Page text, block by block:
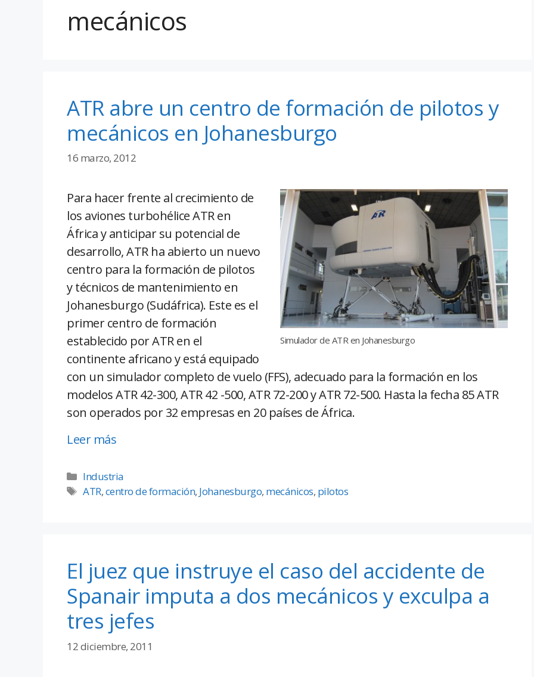
mecánicos
ATR abre un centro de formación de pilotos y
mecánicos en Johanesburgo
16 marzo, 2012
Simulador de ATR en Johanesburgo
Para hacer frente al crecimiento de
los aviones turbohélice ATR en
África y anticipar su potencial de
desarrollo, ATR ha abierto un nuevo
centro para la formación de pilotos
y técnicos de mantenimiento en
Johanesburgo (Sudáfrica). Este es el
primer centro de formación
establecido por ATR en el
continente africano y está equipado
con un simulador completo de vuelo (FFS), adecuado para la formación en los
modelos ATR 42-300, ATR 42 -500, ATR 72-200 y ATR 72-500. Hasta la fecha 85 ATR
son operados por 32 empresas en 20 países de África.
Leer más
Industria
ATR,centro de formación, Johanesburgo, mecánicos, pilotos
El juez que instruye el caso del accidente de
Spanair imputa a dos mecánicos y exculpa a
tres jefes
12 diciembre, 2011